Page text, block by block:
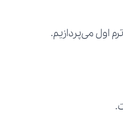
اول می‌پردازیم.